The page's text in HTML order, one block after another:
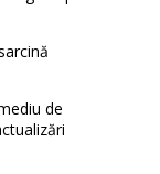
de